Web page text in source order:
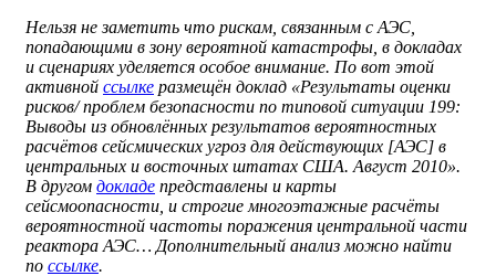
Нельзя не заметить что рискам, связанным с АЭС,
попадающими в зону вероятной катастрофы, в докладах
и сценариях уделяется особое внимание. По вот этой
активной ссылке размещён доклад «Результаты оценки
рисков/ проблем безопасности по типовой ситуации 199:
Выводы из обновлённых результатов вероятностных
расчётов сейсмических угроз для действующих [АЭС] в
центральных и восточных штатах США. Август 2010».
В другом докладе представлены и карты
сейсмоопасности, и строгие многоэтажные расчёты
вероятностной частоты поражения центральной части
реактора АЭС… Дополнительный анализ можно найти
по ссылке.